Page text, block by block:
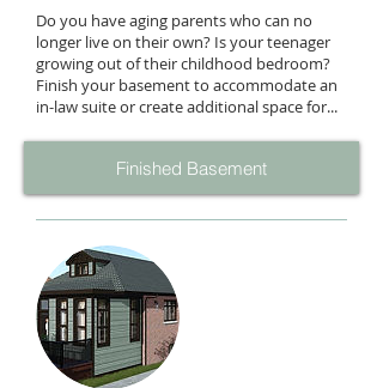
Do you have aging parents who can no
longer live on their own? Is your teenager
growing out of their childhood bedroom?
Finish your basement to accommodate an
in-law suite or create additional space for...
Finished Basement